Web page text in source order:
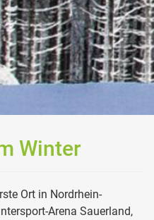
Winter
Ort in Nordrhein-
Arena Sauerland,